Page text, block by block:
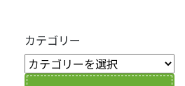
カテゴリー